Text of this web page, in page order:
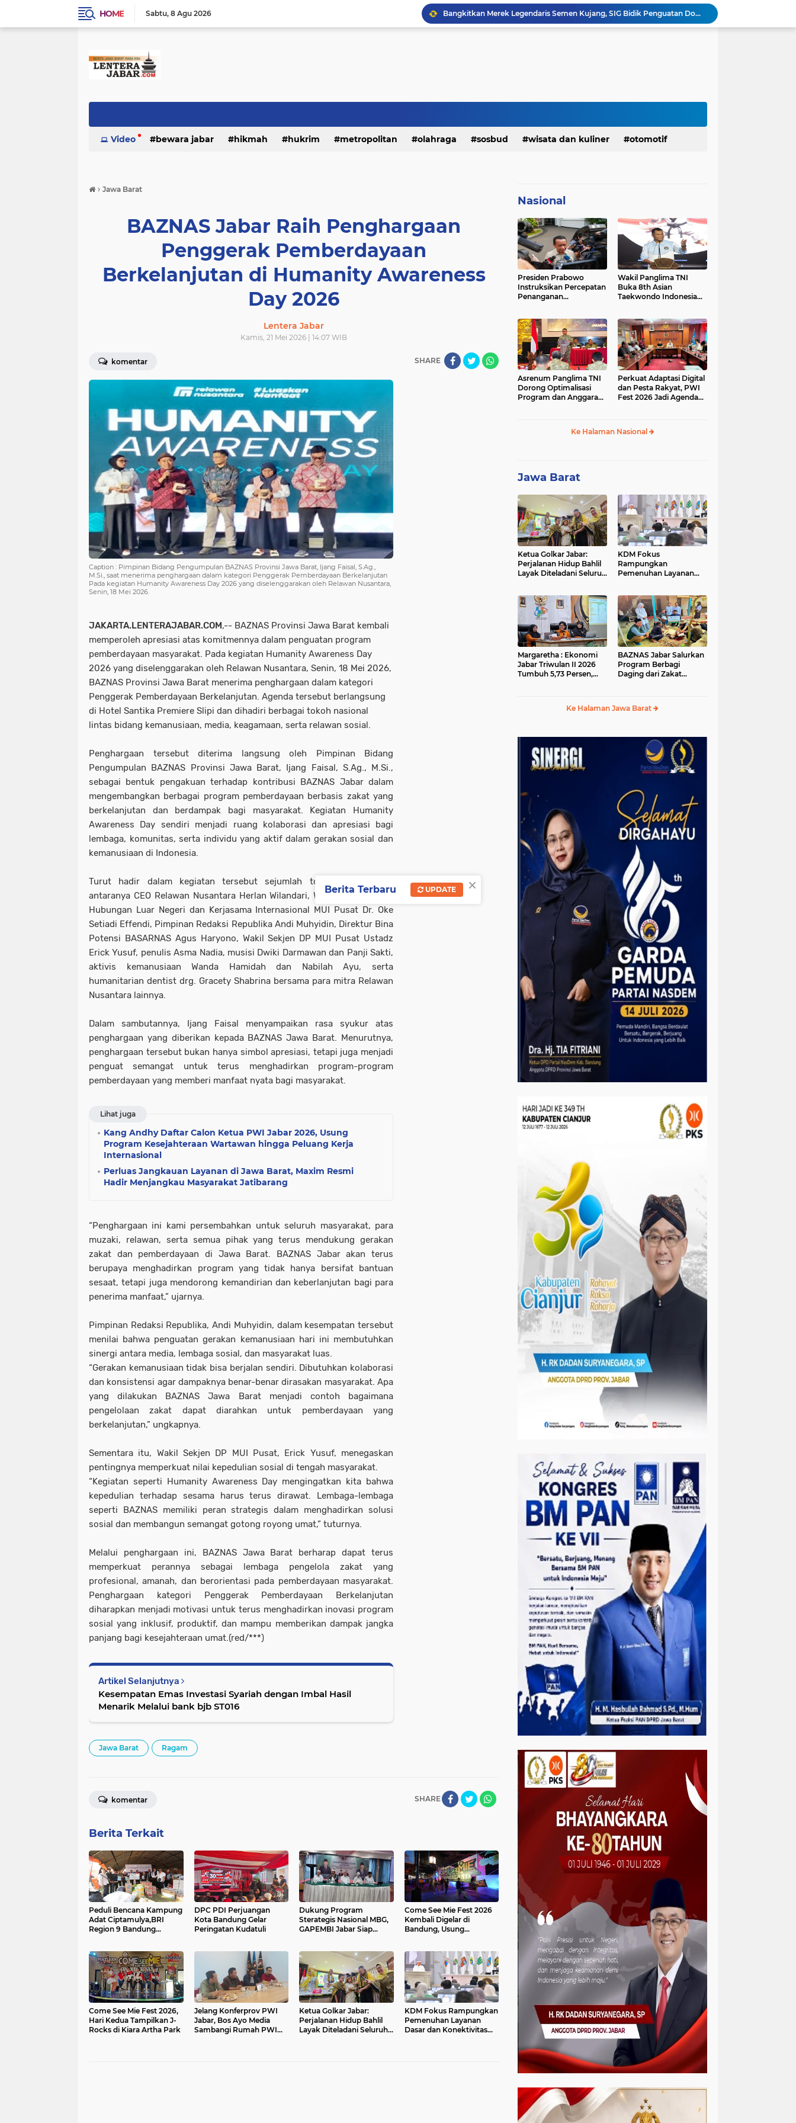
HOME Sabtu 8 Agu 2026
Ketua Golkar Jabar: Perjalanan Hidup Bahlil Layak Diteladani Seluruh Kader Partai
KDM Fokus Rampungkan Pemenuhan Layanan Dasar dan Konektivitas Wilayah pada 2027
Jelang Konferprov PWI Jabar, Bos Ayo Media Sambangi Rumah PWI Kota Bogor
Video bewara jabar hikmah hukrim metropolitan olahraga sosbud wisata dan kuliner otomotif
› Jawa Barat
BAZNAS Jabar Raih Penghargaan
Penggerak Pemberdayaan
Berkelanjutan di Humanity Awareness
Day 2026
Lentera Jabar
Kamis, 21 Mei 2026 | 14:07 WIB
komentar SHARE
Caption : Pimpinan Bidang Pengumpulan BAZNAS Provinsi Jawa Barat, Ijang Faisal, S.Ag.,
M.Si., saat menerima penghargaan dalam kategori Penggerak Pemberdayaan Berkelanjutan
Pada kegiatan Humanity Awareness Day 2026 yang diselenggarakan oleh Relawan Nusantara,
Senin, 18 Mei 2026.
JAKARTA.LENTERAJABAR.COM,-- BAZNAS Provinsi Jawa Barat kembali
memperoleh apresiasi atas komitmennya dalam penguatan program
pemberdayaan masyarakat. Pada kegiatan Humanity Awareness Day
2026 yang diselenggarakan oleh Relawan Nusantara, Senin, 18 Mei 2026,
BAZNAS Provinsi Jawa Barat menerima penghargaan dalam kategori
Penggerak Pemberdayaan Berkelanjutan. Agenda tersebut berlangsung
di Hotel Santika Premiere Slipi dan dihadiri berbagai tokoh nasional
lintas bidang kemanusiaan, media, keagamaan, serta relawan sosial.
Penghargaan tersebut diterima langsung oleh Pimpinan Bidang
Pengumpulan BAZNAS Provinsi Jawa Barat, Ijang Faisal, S.Ag., M.Si.,
sebagai bentuk pengakuan terhadap kontribusi BAZNAS Jabar dalam
mengembangkan berbagai program pemberdayaan berbasis zakat yang
berkelanjutan dan berdampak bagi masyarakat. Kegiatan Humanity
Awareness Day sendiri menjadi ruang kolaborasi dan apresiasi bagi
lembaga, komunitas, serta individu yang aktif dalam gerakan sosial dan
kemanusiaan di Indonesia.
Turut hadir dalam kegiatan tersebut sejumlah tokoh nasional, di
antaranya CEO Relawan Nusantara Herlan Wilandari, Wakil Ketua Komisi
Hubungan Luar Negeri dan Kerjasama Internasional MUI Pusat Dr. Oke
Setiadi Effendi, Pimpinan Redaksi Republika Andi Muhyidin, Direktur Bina
Potensi BASARNAS Agus Haryono, Wakil Sekjen DP MUI Pusat Ustadz
Erick Yusuf, penulis Asma Nadia, musisi Dwiki Darmawan dan Panji Sakti,
aktivis kemanusiaan Wanda Hamidah dan Nabilah Ayu, serta
humanitarian dentist drg. Gracety Shabrina bersama para mitra Relawan
Nusantara lainnya.
Dalam sambutannya, Ijang Faisal menyampaikan rasa syukur atas
penghargaan yang diberikan kepada BAZNAS Jawa Barat. Menurutnya,
penghargaan tersebut bukan hanya simbol apresiasi, tetapi juga menjadi
penguat semangat untuk terus menghadirkan program-program
pemberdayaan yang memberi manfaat nyata bagi masyarakat.
Lihat juga
Kang Andhy Daftar Calon Ketua PWI Jabar 2026, Usung
Program Kesejahteraan Wartawan hingga Peluang Kerja
Internasional
Perluas Jangkauan Layanan di Jawa Barat, Maxim Resmi
Hadir Menjangkau Masyarakat Jatibarang
“Penghargaan ini kami persembahkan untuk seluruh masyarakat, para
muzaki, relawan, serta semua pihak yang terus mendukung gerakan
zakat dan pemberdayaan di Jawa Barat. BAZNAS Jabar akan terus
berupaya menghadirkan program yang tidak hanya bersifat bantuan
sesaat, tetapi juga mendorong kemandirian dan keberlanjutan bagi para
penerima manfaat,” ujarnya.
Pimpinan Redaksi Republika, Andi Muhyidin, dalam kesempatan tersebut
menilai bahwa penguatan gerakan kemanusiaan hari ini membutuhkan
sinergi antara media, lembaga sosial, dan masyarakat luas.
“Gerakan kemanusiaan tidak bisa berjalan sendiri. Dibutuhkan kolaborasi
dan konsistensi agar dampaknya benar-benar dirasakan masyarakat. Apa
yang dilakukan BAZNAS Jawa Barat menjadi contoh bagaimana
pengelolaan zakat dapat diarahkan untuk pemberdayaan yang
berkelanjutan,” ungkapnya.
Sementara itu, Wakil Sekjen DP MUI Pusat, Erick Yusuf, menegaskan
pentingnya memperkuat nilai kepedulian sosial di tengah masyarakat.
“Kegiatan seperti Humanity Awareness Day mengingatkan kita bahwa
kepedulian terhadap sesama harus terus dirawat. Lembaga-lembaga
seperti BAZNAS memiliki peran strategis dalam menghadirkan solusi
sosial dan membangun semangat gotong royong umat,” tuturnya.
Melalui penghargaan ini, BAZNAS Jawa Barat berharap dapat terus
memperkuat perannya sebagai lembaga pengelola zakat yang
profesional, amanah, dan berorientasi pada pemberdayaan masyarakat.
Penghargaan kategori Penggerak Pemberdayaan Berkelanjutan
diharapkan menjadi motivasi untuk terus menghadirkan inovasi program
sosial yang inklusif, produktif, dan mampu memberikan dampak jangka
panjang bagi kesejahteraan umat.(red/***)
Artikel Selanjutnya
Kesempatan Emas Investasi Syariah dengan Imbal Hasil
Menarik Melalui bank bjb ST016
Jawa Barat Ragam
SHARE
komentar
Berita Terkait
Peduli Bencana Kampung
Adat Ciptamulya,BRI
Region 9 Bandung
Bersama YBM BRILian
DPC PDI Perjuangan
Kota Bandung Gelar
Peringatan Kudatuli
Dukung Program
Sterategis Nasional MBG,
GAPEMBI Jabar Siap
Come See Mie Fest 2026
Kembali Digelar di
Bandung, Usung
Come See Mie Fest 2026,
Hari Kedua Tampilkan J-
Rocks di Kiara Artha Park
Jelang Konferprov PWI
Jabar, Bos Ayo Media
Sambangi Rumah PWI
Ketua Golkar Jabar:
Perjalanan Hidup Bahlil
Layak Diteladani Seluruh
KDM Fokus Rampungkan
Pemenuhan Layanan
Dasar dan Konektivitas
Nasional
Presiden Prabowo
Instruksikan Percepatan
Penanganan
BBM
Wakil Panglima TNI
Buka 8th Asian
Taekwondo Indonesia
Asrenum Panglima TNI
Dorong Optimalisasi
Program dan Anggaran
Perkuat Adaptasi Digital
dan Pesta Rakyat, PWI
Fest 2026 Jadi Agenda
Ke Halaman Nasional
Jawa Barat
Ketua Golkar Jabar:
Perjalanan Hidup Bahlil
Layak Diteladani Seluruh
KDM Fokus
Rampungkan
Pemenuhan Layanan
Margaretha : Ekonomi
Jabar Triwulan II 2026
Tumbuh 5,73 Persen,
BAZNAS Jabar Salurkan
Program Berbagi
Daging dari Zakat
Ke Halaman Jawa Barat
×
Berita Terbaru UPDATE